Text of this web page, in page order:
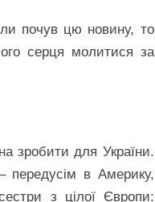
почув цю новину, то
серця молитися за
зробити для України.
передусім в Америку,
з цілої Європи: